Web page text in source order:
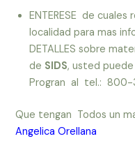
ENTERESE de cuales
localidad para mas
DETALLES sobre
de SIDS, usted puede
Progran al tel.: 800-
Que tengan Todos un
Angelica Orellana